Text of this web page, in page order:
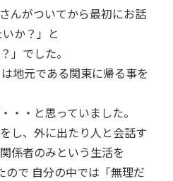
んがついてから最初にお話
か？」と
」でした。
地元である関東に帰る事を
・・と思っていました。
し、外に出たり人と会話す
係者のみという生活を
で 自分の中では「無理だ